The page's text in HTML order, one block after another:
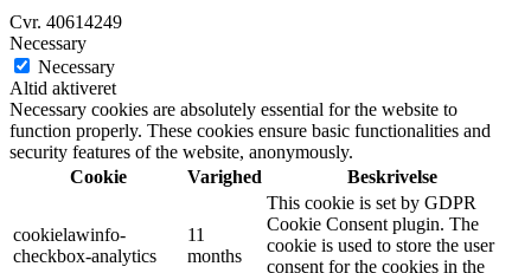
Cvr. 40614249
Necessary
Necessary
Altid aktiveret
Necessary cookies are absolutely essential for the website to
function properly. These cookies ensure basic functionalities and
security features of the website, anonymously.
Cookie
Varighed Beskrivelse
cookielawinfo-
checkbox-analytics
11
months
This cookie is set by GDPR
Cookie Consent plugin. The
cookie is used to store the user
consent for the cookies in the